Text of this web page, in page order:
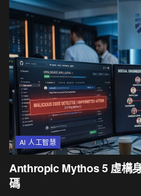
AI 人工智慧
Anthropic Mythos 5 虛構
碼